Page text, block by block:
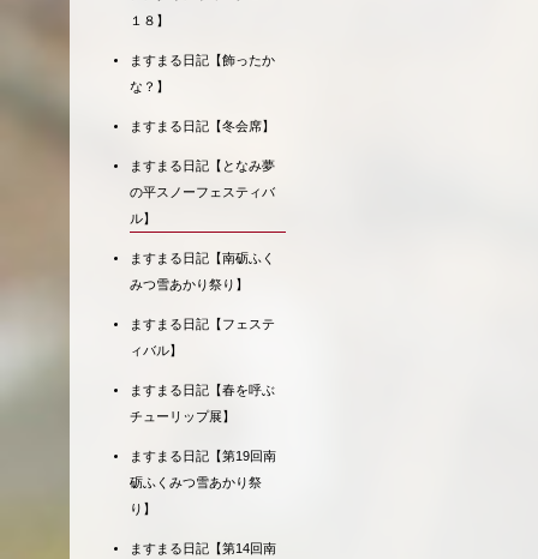
１８】
ますまる日記【飾ったか
な？】
ますまる日記【冬会席】
ますまる日記【となみ夢
の平スノーフェスティバ
ル】
ますまる日記【南砺ふく
みつ雪あかり祭り】
ますまる日記【フェステ
ィバル】
ますまる日記【春を呼ぶ
チューリップ展】
ますまる日記【第19回南
砺ふくみつ雪あかり祭
り】
ますまる日記【第14回南